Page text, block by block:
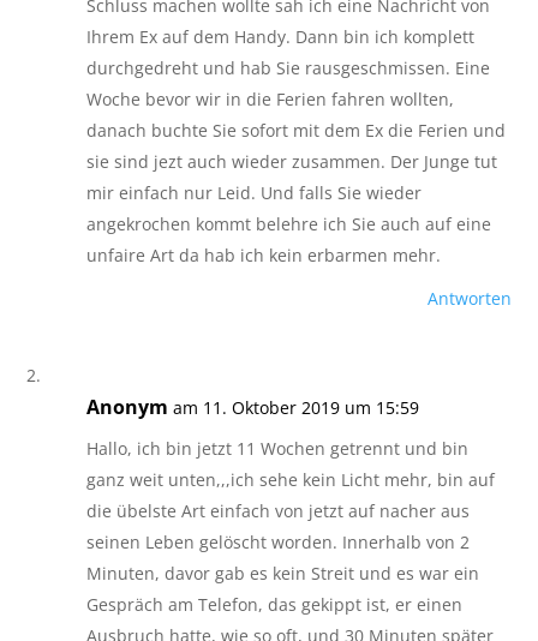
Schluss machen wollte sah ich eine Nachricht von
Ihrem Ex auf dem Handy. Dann bin ich komplett
durchgedreht und hab Sie rausgeschmissen. Eine
Woche bevor wir in die Ferien fahren wollten,
danach buchte Sie sofort mit dem Ex die Ferien und
sie sind jezt auch wieder zusammen. Der Junge tut
mir einfach nur Leid. Und falls Sie wieder
angekrochen kommt belehre ich Sie auch auf eine
unfaire Art da hab ich kein erbarmen mehr.
Antworten
Anonym am 11. Oktober 2019 um 15:59
Hallo, ich bin jetzt 11 Wochen getrennt und bin
ganz weit unten,,,ich sehe kein Licht mehr, bin auf
die übelste Art einfach von jetzt auf nacher aus
seinen Leben gelöscht worden. Innerhalb von 2
Minuten, davor gab es kein Streit und es war ein
Gespräch am Telefon, das gekippt ist, er einen
Ausbruch hatte, wie so oft, und 30 Minuten später